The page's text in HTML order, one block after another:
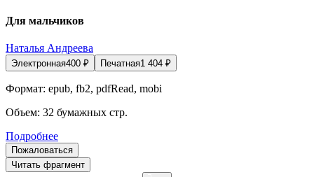
Для мальчиков
Наталья Андреева
Электронная400 ₽ Печатная1 404 ₽
Формат: epub, fb2, pdfRead, mobi
Объем: 32 бумажных стр.
Подробнее
Пожаловаться
Читать фрагмент